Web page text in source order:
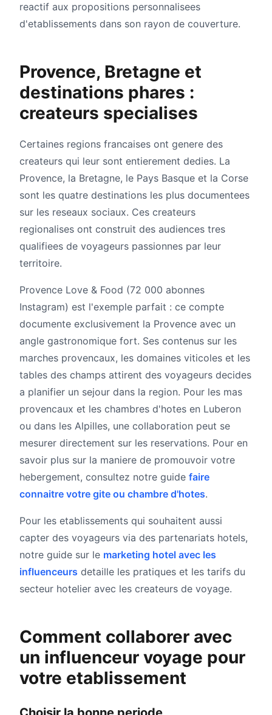
reactif aux propositions personnalisees
d'etablissements dans son rayon de couverture.
Provence, Bretagne et
destinations phares :
createurs specialises
Certaines regions francaises ont genere des
createurs qui leur sont entierement dedies. La
Provence, la Bretagne, le Pays Basque et la Corse
sont les quatre destinations les plus documentees
sur les reseaux sociaux. Ces createurs
regionalises ont construit des audiences tres
qualifiees de voyageurs passionnes par leur
territoire.
Provence Love & Food (72 000 abonnes
Instagram) est l'exemple parfait : ce compte
documente exclusivement la Provence avec un
angle gastronomique fort. Ses contenus sur les
marches provencaux, les domaines viticoles et les
tables des champs attirent des voyageurs decides
a planifier un sejour dans la region. Pour les mas
provencaux et les chambres d'hotes en Luberon
ou dans les Alpilles, une collaboration peut se
mesurer directement sur les reservations. Pour en
savoir plus sur la maniere de promouvoir votre
hebergement, consultez notre guide faire
connaitre votre gite ou chambre d'hotes.
Pour les etablissements qui souhaitent aussi
capter des voyageurs via des partenariats hotels,
notre guide sur le marketing hotel avec les
influenceurs detaille les pratiques et les tarifs du
secteur hotelier avec les createurs de voyage.
Comment collaborer avec
un influenceur voyage pour
votre etablissement